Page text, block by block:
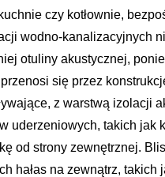
czy kotłownie,
wodno-kanalizacyjnych
otuliny akustycznej,
się przez
z warstwą izolacji
uderzeniowych, takich jak
od strony zewnętrznej.
hałas na zewnątrz, takich